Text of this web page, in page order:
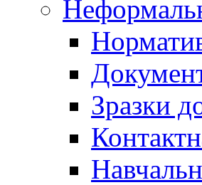
Зразки